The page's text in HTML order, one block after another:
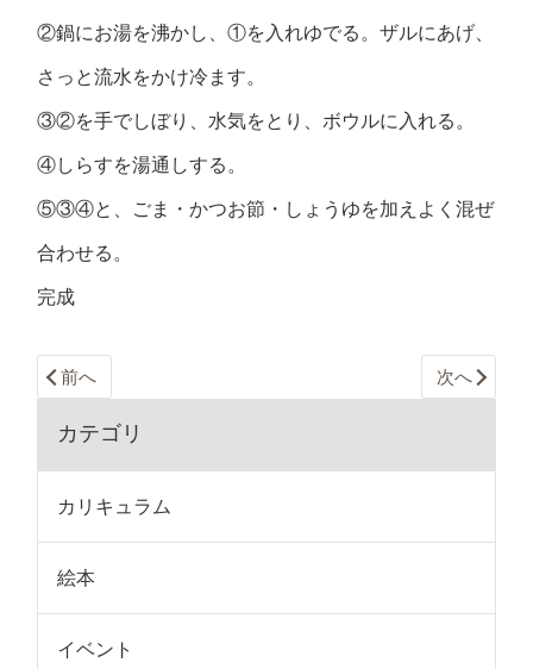
②鍋にお湯を沸かし、①を入れゆでる。ザルにあげ、
さっと流水をかけ冷ます。
③②を手でしぼり、水気をとり、ボウルに入れる。
④しらすを湯通しする。
⑤③④と、ごま・かつお節・しょうゆを加えよく混ぜ
合わせる。
完成
前へ 次へ
カテゴリ
カリキュラム
絵本
イベント